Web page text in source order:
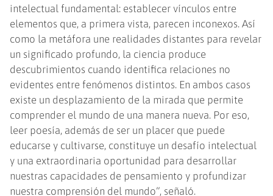
intelectual fundamental: establecer vínculos entre
elementos que, a primera vista, parecen inconexos. Así
como la metáfora une realidades distantes para revelar
un significado profundo, la ciencia produce
descubrimientos cuando identifica relaciones no
evidentes entre fenómenos distintos. En ambos casos
existe un desplazamiento de la mirada que permite
comprender el mundo de una manera nueva. Por eso,
leer poesía, además de ser un placer que puede
educarse y cultivarse, constituye un desafío intelectual
y una extraordinaria oportunidad para desarrollar
nuestras capacidades de pensamiento y profundizar
nuestra comprensión del mundo”, señaló.